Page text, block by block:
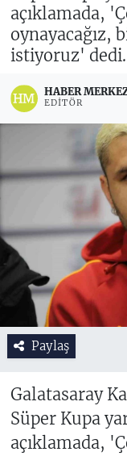
açıklamada,
oynayacağız,
istiyoruz' dedi.
HABER
EDITÖR
Paylaş
Galatasaray
Süper Kupa
açıklamada,
Haber